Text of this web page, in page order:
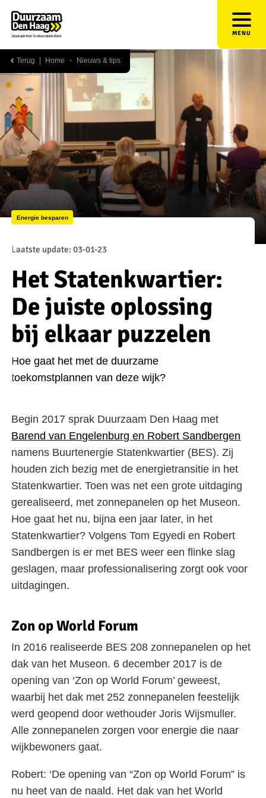
MENU
Terug Home Nieuws & tips
Energie besparen
Laatste update: 03-01-23
Het Statenkwartier:
De juiste oplossing
bij elkaar puzzelen
Hoe gaat het met de duurzame
toekomstplannen van deze wijk?
Begin 2017 sprak Duurzaam Den Haag met
Barend van Engelenburg en Robert Sandbergen
namens Buurtenergie Statenkwartier (BES). Zij
houden zich bezig met de energietransitie in het
Statenkwartier. Toen was net een grote uitdaging
gerealiseerd, met zonnepanelen op het Museon.
Hoe gaat het nu, bijna een jaar later, in het
Statenkwartier? Volgens Tom Egyedi en Robert
Sandbergen is er met BES weer een flinke slag
geslagen, maar professionalisering zorgt ook voor
uitdagingen.
Zon op World Forum
In 2016 realiseerde BES 208 zonnepanelen op het
dak van het Museon. 6 december 2017 is de
opening van ‘Zon op World Forum’ geweest,
waarbij het dak met 252 zonnepanelen feestelijk
werd geopend door wethouder Joris Wijsmuller.
Alle zonnepanelen zorgen voor energie die naar
wijkbewoners gaat.
Robert: ‘De opening van “Zon op World Forum” is
nu heet van de naald. Het dak van het World